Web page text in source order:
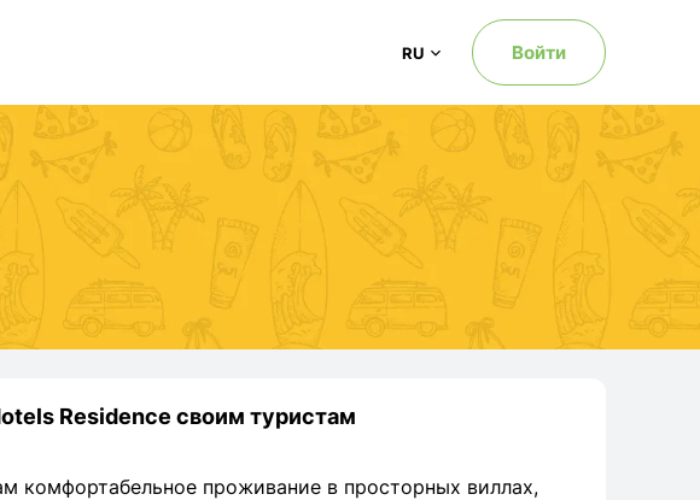
RU Войти
Residence своим туристам
комфортабельное проживание в просторных виллах,